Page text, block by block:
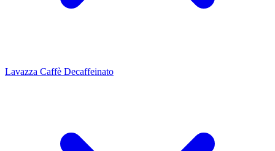
Lavazza Caffè Decaffeinato